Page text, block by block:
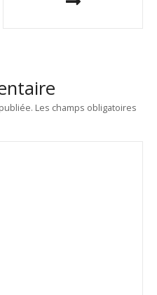
Les champs obligatoires